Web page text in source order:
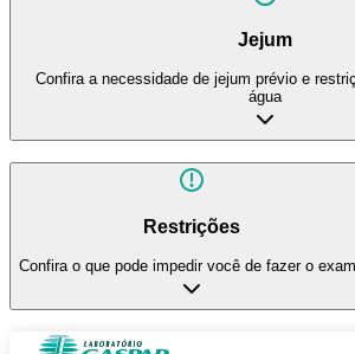
Jejum
Confira a necessidade de jejum prévio e
água
Restrições
Confira o que pode impedir você de fazer o